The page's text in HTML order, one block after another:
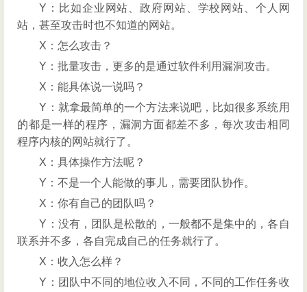
Y：比如企业网站、政府网站、学校网站、个人网
站，甚至攻击时也不知道的网站。
X：怎么攻击？
Y：批量攻击，更多的是通过软件利用漏洞攻击。
X：能具体说一说吗？
Y：就拿最简单的一个方法来说吧，比如很多系统用
的都是一样的程序，漏洞方面都差不多，每次攻击相同
程序内核的网站就行了。
X：具体操作方法呢？
Y：不是一个人能做的事儿，需要团队协作。
X：你有自己的团队吗？
Y：没有，团队是松散的，一般都不是集中的，各自
联系并不多，各自完成自己的任务就行了。
X：收入怎么样？
Y：团队中不同的地位收入不同，不同的工作任务收